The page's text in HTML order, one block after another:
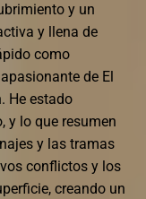
y un
y llena de
como
de El
He estado
y lo que resumen
y las tramas
conflictos y los
creando un